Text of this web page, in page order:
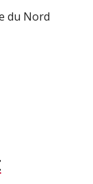
du Nord